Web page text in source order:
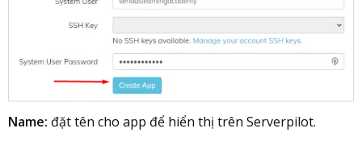
Name: đặt tên cho app để hiển thị trên Serverpilot.